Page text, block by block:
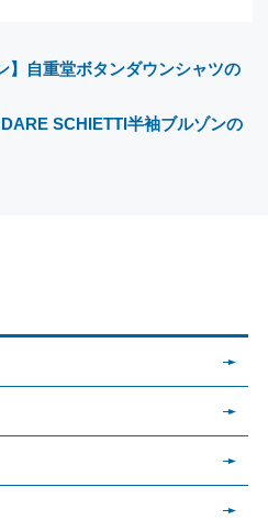
】自重堂ボタンダウンシャツの
SCHIETTI半袖ブルゾンの